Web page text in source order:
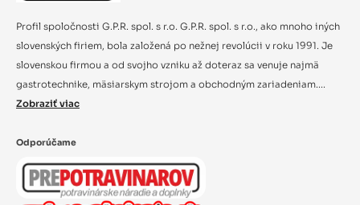
Profil spoločnosti G.P.R. spol. s r.o. G.P.R. spol. s r.o., ako mnoho iných
slovenských firiem, bola založená po nežnej revolúcii v roku 1991. Je
slovenskou firmou a od svojho vzniku až doteraz sa venuje najmä
gastrotechnike, mäsiarskym strojom a obchodným zariadeniam....
Zobraziť viac
Odporúčame